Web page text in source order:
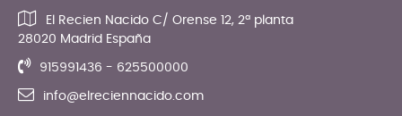
El Recien Nacido C/ Orense 12, 2ª planta
28020 Madrid España
915991436 - 625500000
info@elreciennacido.com